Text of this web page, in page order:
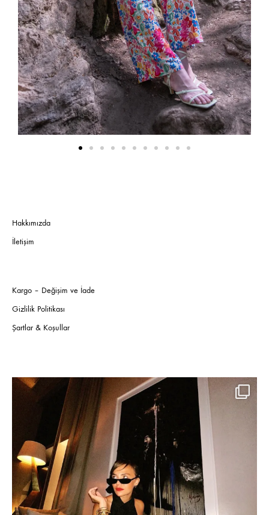
Hakkımızda
İletişim
Kargo – Değişim ve İade
Gizlilik Politikası
Şartlar & Koşullar